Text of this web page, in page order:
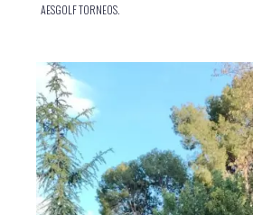
AESGOLF TORNEOS.